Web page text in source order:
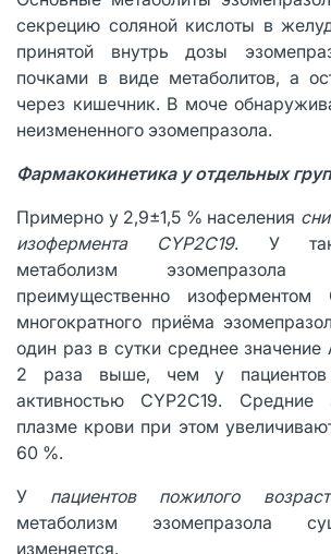
секрецию соляной кислоты в
принятой внутрь дозы
почками в виде метаболитов, а
через кишечник. В моче
неизмененного эзомепразола.
Фармакокинетика у отдельных
Примерно у 2,9±1,5 % населения
изофермента CYP2C19. У
метаболизм эзомепразола
преимущественно изоферментом
многократного приёма
один раз в сутки среднее
2 раза выше, чем у
активностью CYP2C19. Средние
плазме крови при этом
60 %.
У пациентов пожилого
метаболизм эзомепразола
изменяется.